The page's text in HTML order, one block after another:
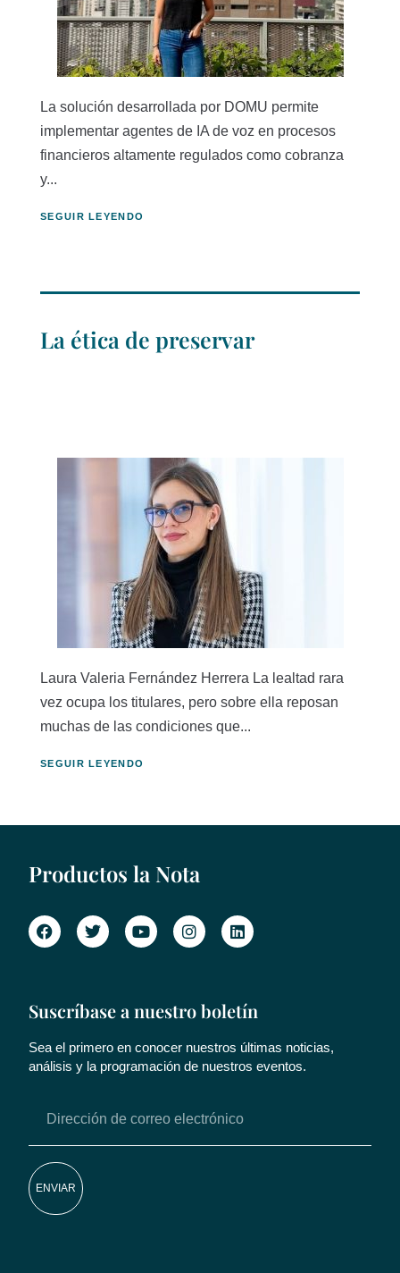
La solución desarrollada por DOMU permite
implementar agentes de IA de voz en procesos
financieros altamente regulados como cobranza
y...
SEGUIR LEYENDO
La ética de preservar
Laura Valeria Fernández Herrera La lealtad rara
vez ocupa los titulares, pero sobre ella reposan
muchas de las condiciones que...
SEGUIR LEYENDO
Productos la Nota
Suscríbase a nuestro boletín
Sea el primero en conocer nuestros últimas noticias,
análisis y la programación de nuestros eventos.
ENVIAR